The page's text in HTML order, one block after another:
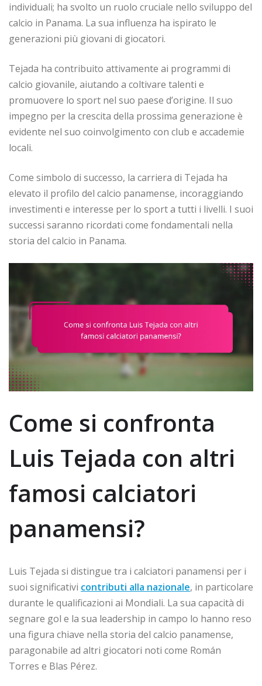
individuali; ha svolto un ruolo cruciale nello sviluppo del
calcio in Panama. La sua influenza ha ispirato le
generazioni più giovani di giocatori.
Tejada ha contribuito attivamente ai programmi di
calcio giovanile, aiutando a coltivare talenti e
promuovere lo sport nel suo paese d’origine. Il suo
impegno per la crescita della prossima generazione è
evidente nel suo coinvolgimento con club e accademie
locali.
Come simbolo di successo, la carriera di Tejada ha
elevato il profilo del calcio panamense, incoraggiando
investimenti e interesse per lo sport a tutti i livelli. I suoi
successi saranno ricordati come fondamentali nella
storia del calcio in Panama.
Come si confronta
Luis Tejada con altri
famosi calciatori
panamensi?
Luis Tejada si distingue tra i calciatori panamensi per i
suoi significativi contributi alla nazionale, in particolare
durante le qualificazioni ai Mondiali. La sua capacità di
segnare gol e la sua leadership in campo lo hanno reso
una figura chiave nella storia del calcio panamense,
paragonabile ad altri giocatori noti come Román
Torres e Blas Pérez.